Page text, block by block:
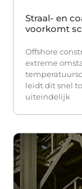
Straal- en
voorkomt
Offshore
extreme
leidt dit snel
uiteindelijk